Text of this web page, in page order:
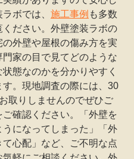
ボでは、 施工事例 も多数
ださい。外壁塗装ラボの
外壁や屋根の傷み方を実
家の目で見てどのような
態なのかを分かりやすく
。現地調査の際には、30
取りしませんのでぜひご
確認ください。「外壁を
になってしまった」「外
心配」など、ご不明な点